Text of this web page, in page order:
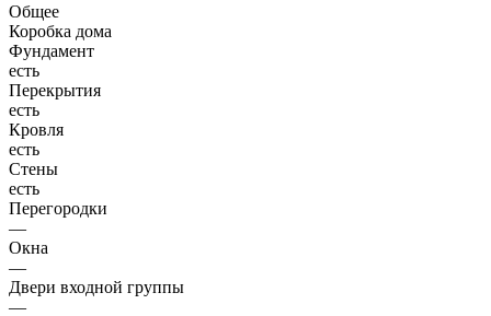
Общее
Коробка дома
Фундамент
есть
Перекрытия
есть
Кровля
есть
Стены
есть
Перегородки
—
Окна
—
Двери входной группы
—